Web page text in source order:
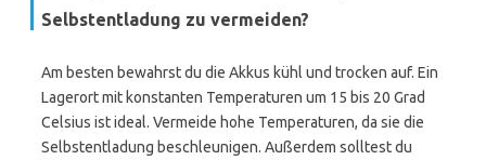
Selbstentladung zu vermeiden?
Am besten bewahrst du die Akkus kühl und trocken auf. Ein
Lagerort mit konstanten Temperaturen um 15 bis 20 Grad
Celsius ist ideal. Vermeide hohe Temperaturen, da sie die
Selbstentladung beschleunigen. Außerdem solltest du